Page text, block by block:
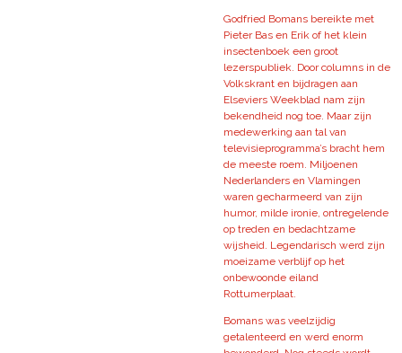
Godfried Bomans bereikte met
Pieter Bas en Erik of het klein
insectenboek een groot
lezerspubliek. Door columns in de
Volkskrant en bijdragen aan
Elseviers Weekblad nam zijn
bekendheid nog toe. Maar zijn
medewerking aan tal van
televisieprogramma’s bracht hem
de meeste roem. Miljoenen
Nederlanders en Vlamingen
waren gecharmeerd van zijn
humor, milde ironie, ontregelende
op treden en bedachtzame
wijsheid. Legendarisch werd zijn
moeizame verblijf op het
onbewoonde eiland
Rottumerplaat.
Bomans was veelzijdig
getalenteerd en werd enorm